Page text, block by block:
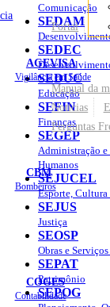
AGEVISA
Vigilância em Saúde
CBM
Bombeiros
COGES
Contabilidade
Portal
Manual da
Notícias
Perguntas
Comunicação
SEDAM
SEDEC
SEDUC
Educação
SEFIN
Finanças
SEGEP
Administração e
Humanos
SEJUCEL
Esporte, Cultura
SEJUS
Justiça
SEOSP
Obras e
SEPAT
Patrimônio
SEPOG